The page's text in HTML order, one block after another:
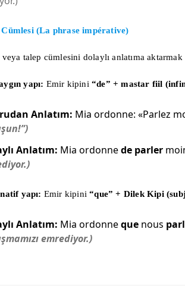
(La phrase impérative)
talep cümlesini dolaylı anlatıma aktarmak
yapı: Emir kipini“de” + mastar fiil
Anlatım: Mia ordonne: «Parlez
Anlatım: Mia ordonnede parler
yapı: Emir kipini“que” + Dilek Kipi
Anlatım: Mia ordonneque nous
emrediyor.)